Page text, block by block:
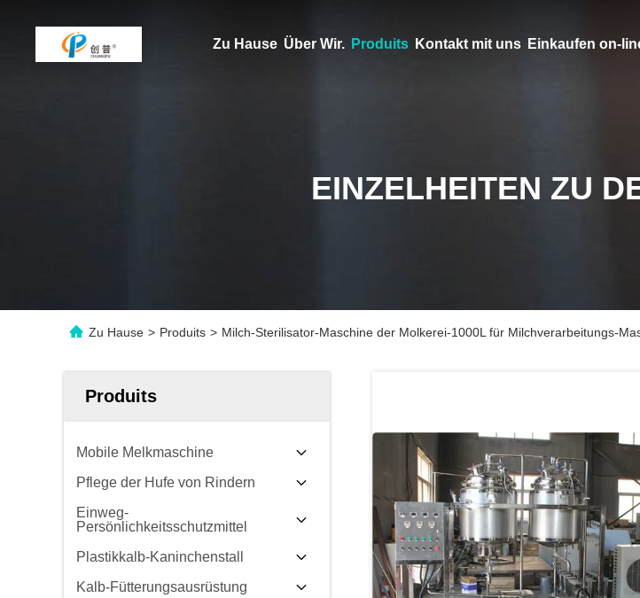
Zu Hause Über Wir. Produits Kontakt mit uns Einkaufen on-
EINZELHEITEN ZU
Zu Hause > Produits > Milch-Sterilisator-Maschine der Molkerei-1000L für Milchverarbeitungs-
Produits
Mobile Melkmaschine
Pflege der Hufe von Rindern
Einweg-
Persönlichkeitsschutzmittel
Plastikkalb-Kaninchenstall
Kalb-Fütterungsausrüstung